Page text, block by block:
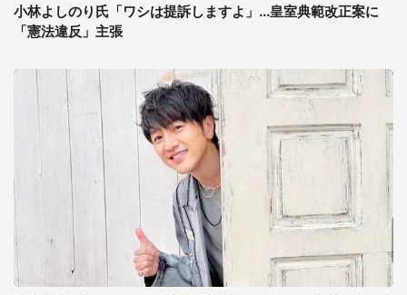
小林よしのり氏「ワシは提訴しますよ」...皇室典範改正案に
「憲法違反」主張